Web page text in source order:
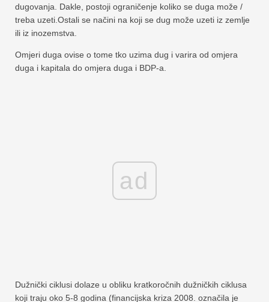
dugovanja. Dakle, postoji ograničenje koliko se duga može /
treba uzeti.Ostali se načini na koji se dug može uzeti iz zemlje
ili iz inozemstva.
Omjeri duga ovise o tome tko uzima dug i varira od omjera
duga i kapitala do omjera duga i BDP-a.
ad
Dužnički ciklusi dolaze u obliku kratkoročnih dužničkih ciklusa
koji traju oko 5-8 godina (financijska kriza 2008. označila je